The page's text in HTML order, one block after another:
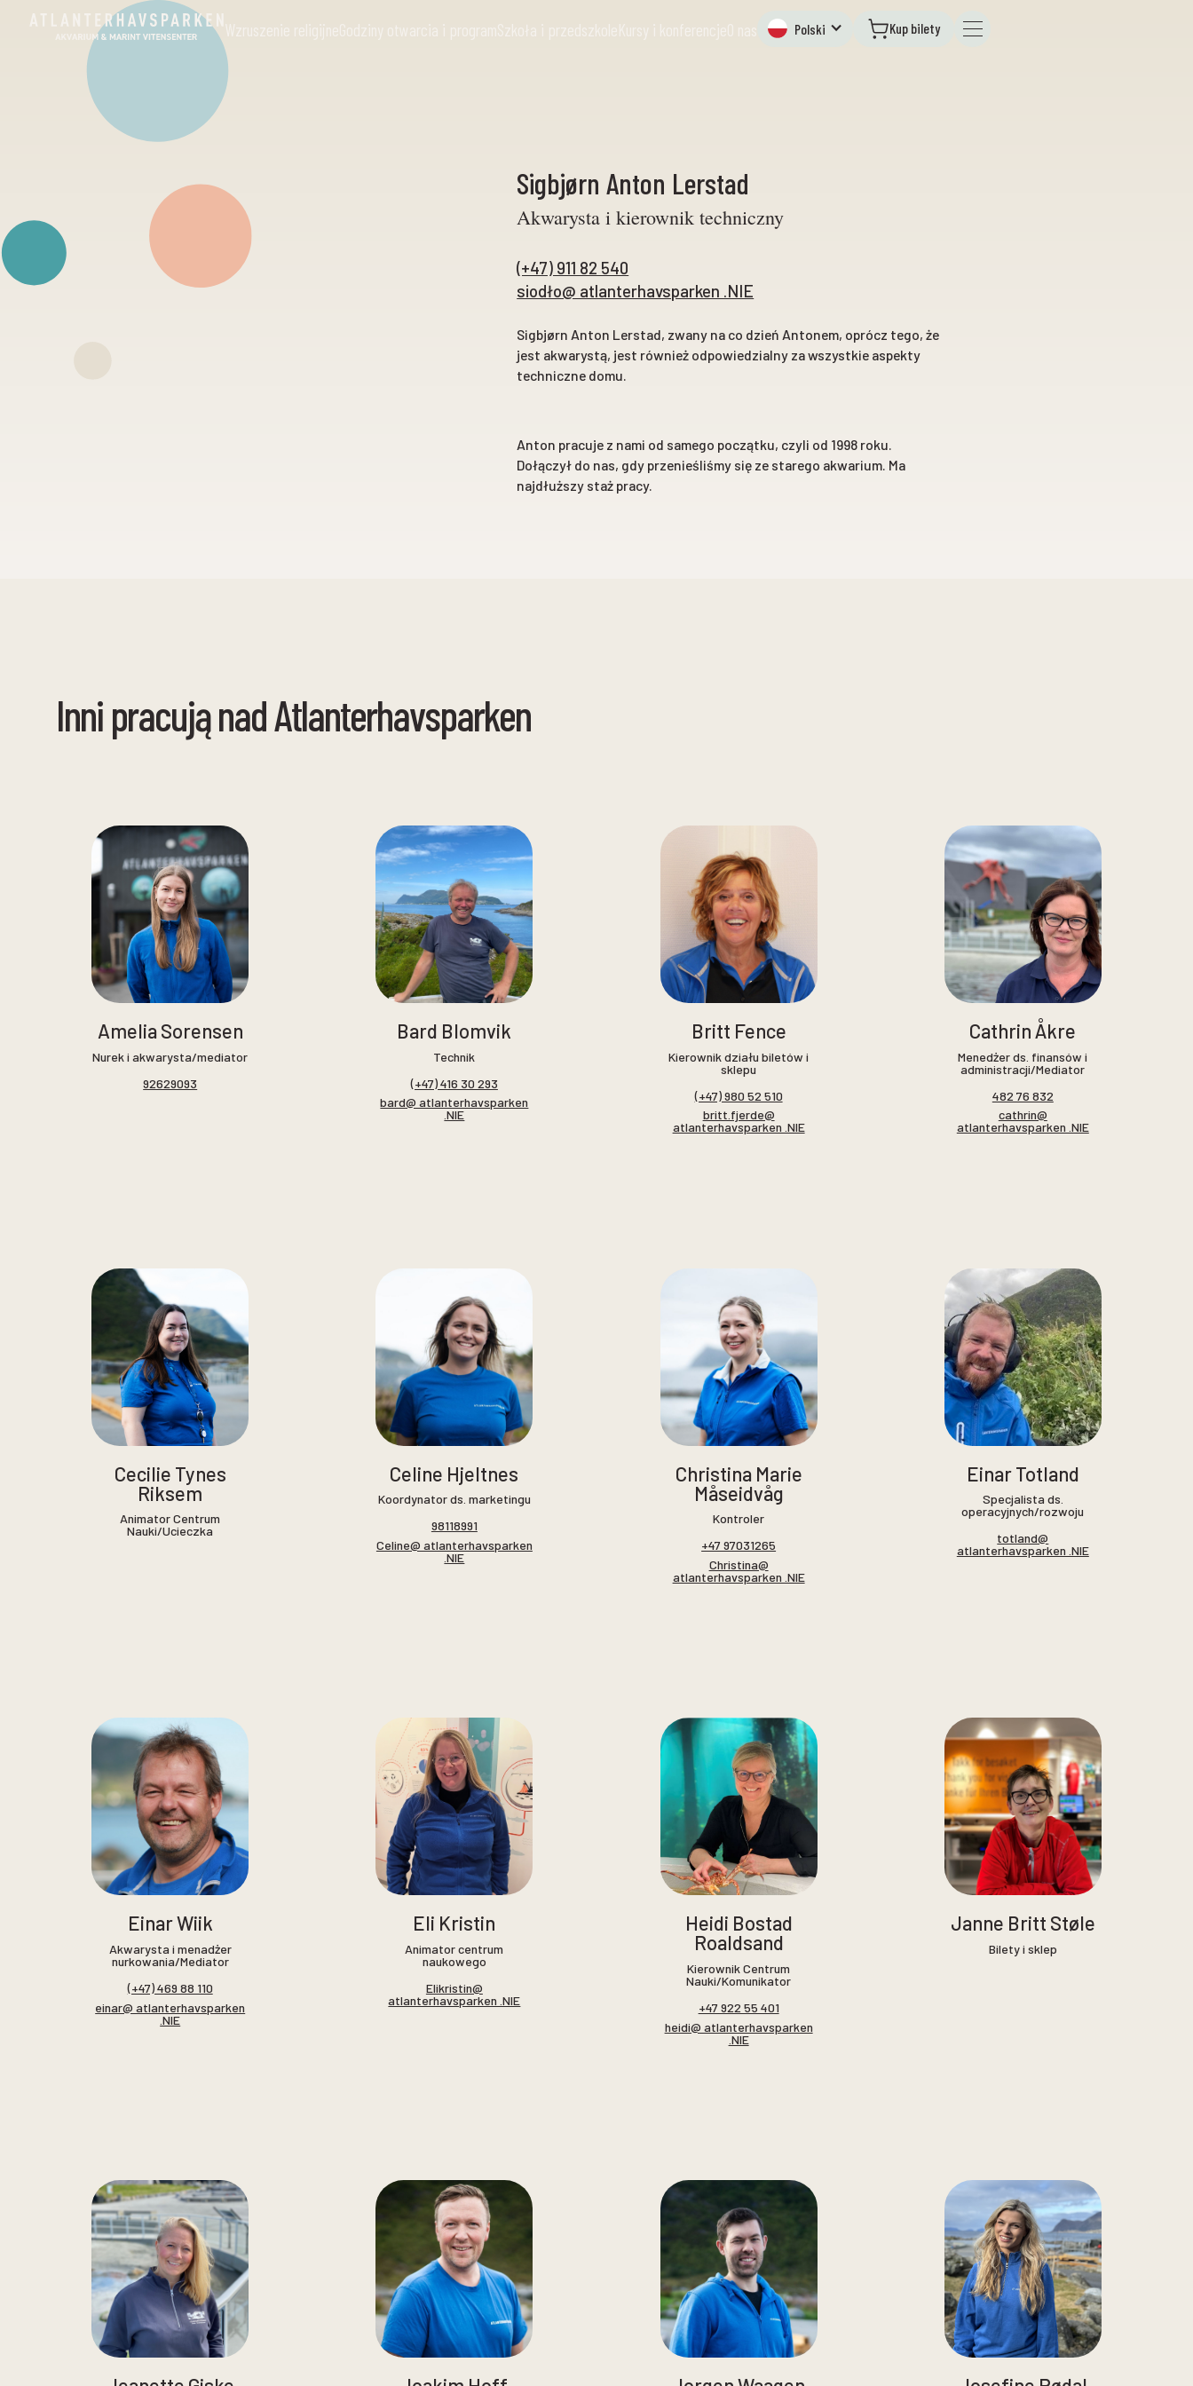
Wzruszenie religijneGodziny otwarcia i programSzkoła i przedszkoleKursy i konferencjeO nas Polski Kup bilety
Sigbjørn Anton Lerstad
Akwarysta i kierownik techniczny
(+47) 911 82 540
siodło@ atlanterhavsparken .NIE
Sigbjørn Anton Lerstad, zwany na co dzień Antonem, oprócz tego, że
jest akwarystą, jest również odpowiedzialny za wszystkie aspekty
techniczne domu.
Anton pracuje z nami od samego początku, czyli od 1998 roku.
Dołączył do nas, gdy przenieśliśmy się ze starego akwarium. Ma
najdłuższy staż pracy.
Inni pracują nad Atlanterhavsparken
Amelia Sorensen
Nurek i akwarysta/mediator
92629093
Bard Blomvik
Technik
(+47) 416 30 293
bard@ atlanterhavsparken
.NIE
Britt Fence
Kierownik działu biletów i
sklepu
(+47) 980 52 510
britt.fjerde@
atlanterhavsparken .NIE
Cathrin Åkre
Menedżer ds. finansów i
administracji/Mediator
482 76 832
cathrin@
atlanterhavsparken .NIE
Cecilie Tynes
Riksem
Animator Centrum
Nauki/Ucieczka
Celine Hjeltnes
Koordynator ds. marketingu
98118991
Celine@ atlanterhavsparken
.NIE
Christina Marie
Måseidvåg
Kontroler
+47 97031265
Christina@
atlanterhavsparken .NIE
Einar Totland
Specjalista ds.
operacyjnych/rozwoju
totland@
atlanterhavsparken .NIE
Einar Wiik
Akwarysta i menadżer
nurkowania/Mediator
(+47) 469 88 110
einar@ atlanterhavsparken
.NIE
Eli Kristin
Animator centrum
naukowego
Elikristin@
atlanterhavsparken .NIE
Heidi Bostad
Roaldsand
Kierownik Centrum
Nauki/Komunikator
+47 922 55 401
heidi@ atlanterhavsparken
.NIE
Janne Britt Støle
Bilety i sklep